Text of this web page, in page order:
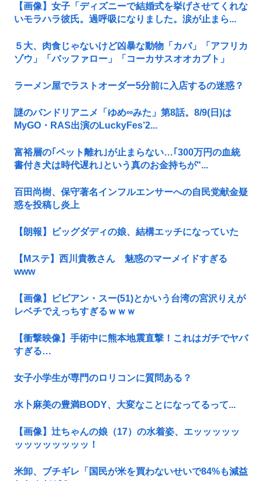
【画像】女子「ディズニーで結婚式を挙げさせてくれな
いモラハラ彼氏。過呼吸になりました。涙が止まら...
５大、肉食じゃないけど凶暴な動物「カバ」「アフリカ
ゾウ」「バッファロー」「コーカサスオオカブト」
ラーメン屋でラストオーダー5分前に入店するの迷惑？
謎のバンドリアニメ「ゆめ∞みた」第8話。8/9(日)は
MyGO・RAS出演のLuckyFes’2...
富裕層の｢ペット離れ｣が止まらない…｢300万円の血統
書付き犬は時代遅れ｣という真のお金持ちが"...
百田尚樹、保守著名インフルエンサーへの自民党献金疑
惑を投稿し炎上
【朗報】ビッグダディの娘、結構エッチになっていた
【Mステ】西川貴教さん 魅惑のマーメイドすぎる
www
【画像】ビビアン・スー(51)とかいう台湾の宮沢りえが
レベチでえっちすぎるｗｗｗ
【衝撃映像】手術中に熊本地震直撃！これはガチでヤバ
すぎる…
女子小学生が専門のロリコンに質問ある？
水卜麻美の豊満BODY、大変なことになってるって...
【画像】辻ちゃんの娘（17）の水着姿、エッッッッッ
ッッッッッッッッ！
米卸、ブチギレ「国民が米を買わないせいで84%も減益